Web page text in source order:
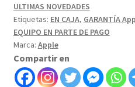
ULTIMAS NOVEDADES
Etiquetas: EN CAJA, GARANTÍA
EQUIPO EN PARTE DE PAGO
Marca: Apple
Compartir en